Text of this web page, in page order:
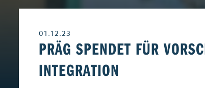
Liebe &
01.12.23
PRÄG SPENDET FÜR
INTEGRATION